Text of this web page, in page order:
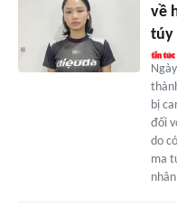
về
túy
bị
đối
do
ma